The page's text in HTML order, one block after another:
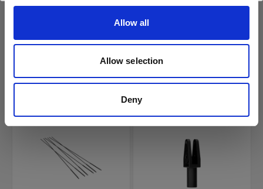
Allow all
Allow selection
Deny
Rod
159,00 €
Reflector 120
Soft Zoom Reflector
75,00 €